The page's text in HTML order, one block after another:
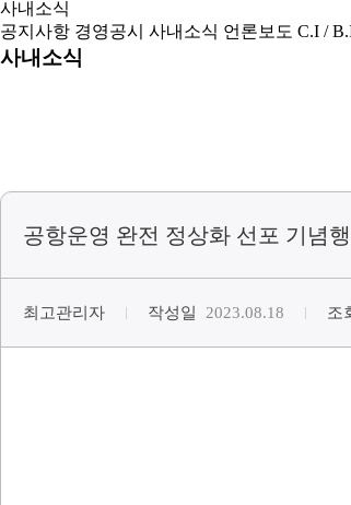
사내소식
공지사항 경영공시 사내소식 언론보도 C.I /
사내소식
공항운영 완전 정상화 선포 기념
최고관리자 작성일 2023.08.18 조